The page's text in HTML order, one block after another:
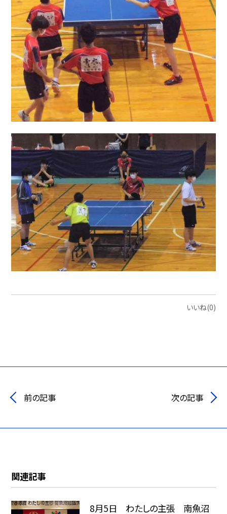
いいね(0)
前の記事 次の記事
関連記事
8月5日 わたしの主張 南魚沼